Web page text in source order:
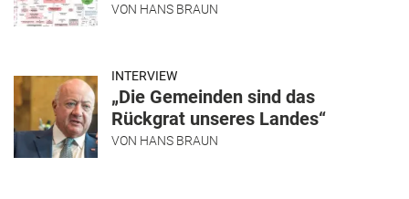
VON HANS BRAUN
INTERVIEW
„Die Gemeinden sind das
Rückgrat unseres Landes“
VON HANS BRAUN